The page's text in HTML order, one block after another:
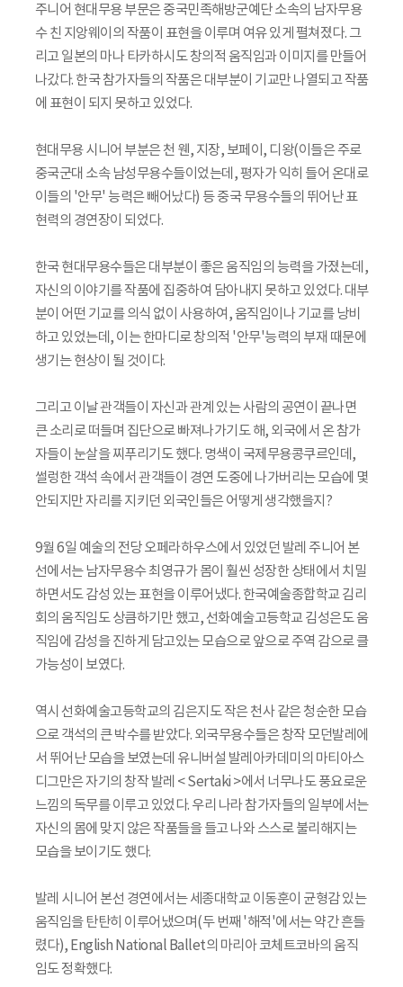
주니어 현대무용 부문은 중국민족해방군예단 소속의 남자무용
수 친 지앙웨이의 작품이 표현을 이루며 여유 있게 펼쳐졌다. 그
리고 일본의 마나 타카하시도 창의적 움직임과 이미지를 만들어
나갔다. 한국 참가자들의 작품은 대부분이 기교만 나열되고 작품
에 표현이 되지 못하고 있었다.
현대무용 시니어 부분은 천 웬, 지장, 보페이, 디왕(이들은 주로
중국군대 소속 남성무용수들이었는데, 평자가 익히 들어 온대로
이들의 '안무' 능력은 빼어났다) 등 중국 무용수들의 뛰어난 표
현력의 경연장이 되었다.
한국 현대무용수들은 대부분이 좋은 움직임의 능력을 가졌는데,
자신의 이야기를 작품에 집중하여 담아내지 못하고 있었다. 대부
분이 어떤 기교를 의식 없이 사용하여, 움직임이나 기교를 낭비
하고 있었는데, 이는 한마디로 창의적 '안무'능력의 부재 때문에
생기는 현상이 될 것이다.
그리고 이날 관객들이 자신과 관계 있는 사람의 공연이 끝나면
큰 소리로 떠들며 집단으로 빠져나가기도 해, 외국에서 온 참가
자들이 눈살을 찌푸리기도 했다. 명색이 국제무용콩쿠르인데,
썰렁한 객석 속에서 관객들이 경연 도중에 나가버리는 모습에 몇
안되지만 자리를 지키던 외국인들은 어떻게 생각했을지?
9월 6일 예술의 전당 오페라하우스에서 있었던 발레 주니어 본
선에서는 남자무용수 최영규가 몸이 훨씬 성장한 상태에서 치밀
하면서도 감성 있는 표현을 이루어냈다. 한국예술종합학교 김리
회의 움직임도 상큼하기만 했고, 선화예술고등학교 김성은도 움
직임에 감성을 진하게 담고있는 모습으로 앞으로 주역 감으로 클
가능성이 보였다.
역시 선화예술고등학교의 김은지도 작은 천사 같은 청순한 모습
으로 객석의 큰 박수를 받았다. 외국무용수들은 창작 모던발레에
서 뛰어난 모습을 보였는데 유니버설 발레아카데미의 마티아스
디그만은 자기의 창작 발레 < Sertaki >에서 너무나도 풍요로운
느낌의 독무를 이루고 있었다. 우리 나라 참가자들의 일부에서는
자신의 몸에 맞지 않은 작품들을 들고 나와 스스로 불리해지는
모습을 보이기도 했다.
발레 시니어 본선 경연에서는 세종대학교 이동훈이 균형감 있는
움직임을 탄탄히 이루어냈으며(두 번째 '해적'에서는 약간 흔들
렸다), English National Ballet의 마리아 코체트코바의 움직
임도 정확했다.